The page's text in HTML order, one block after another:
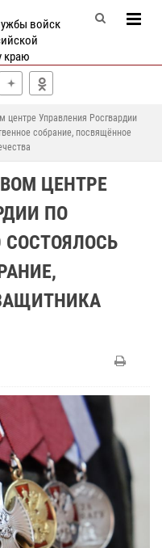
войск
краю
центре Управления Росгвардии
собрание, посвящённое
ЦЕНТРЕ
ПО